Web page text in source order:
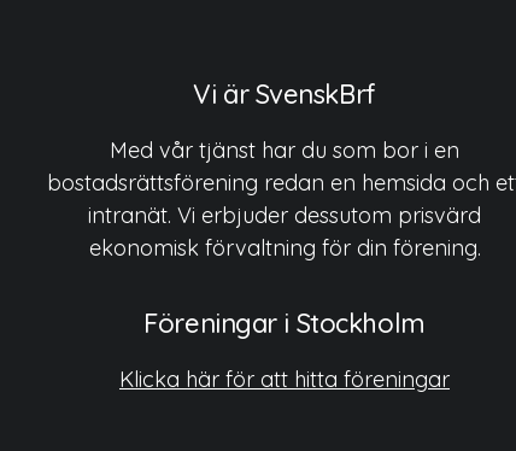
Vi är SvenskBrf
Med vår tjänst har du som bor i en
bostadsrättsförening redan en hemsida och
intranät. Vi erbjuder dessutom prisvärd
ekonomisk förvaltning för din förening.
Föreningar i Stockholm
Klicka här för att hitta föreningar